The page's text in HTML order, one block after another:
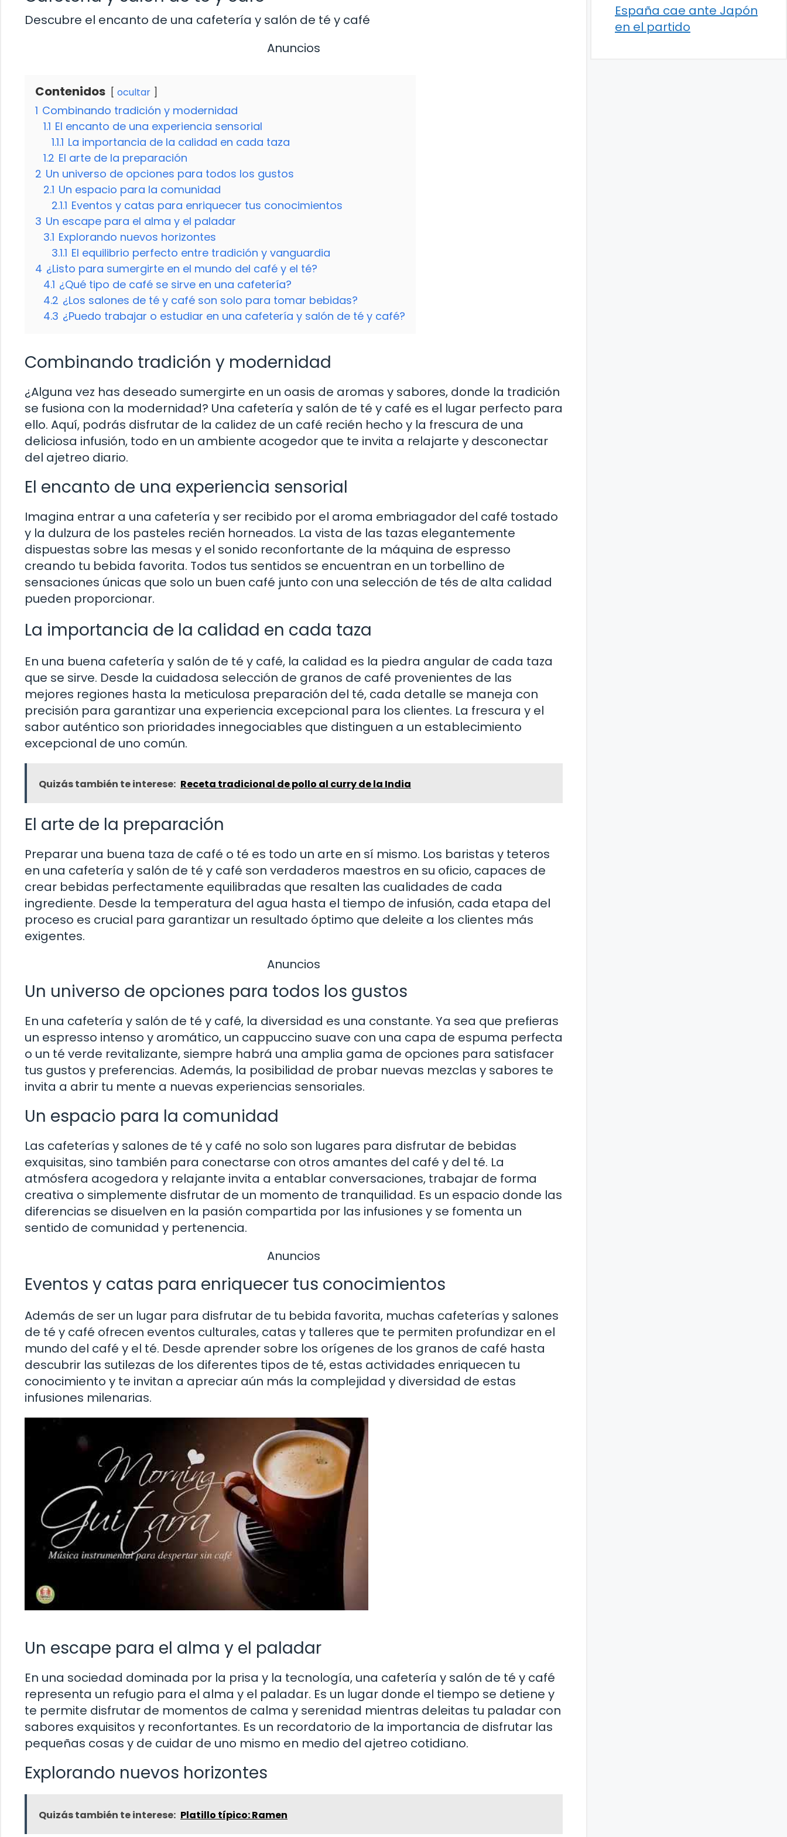
Descubre el encanto de una cafetería y salón de té y café
Anuncios
Contenidos ocultar
1 Combinando tradición y modernidad
1.1 El encanto de una experiencia sensorial
1.1.1 La importancia de la calidad en cada taza
1.2 El arte de la preparación
2 Un universo de opciones para todos los gustos
2.1 Un espacio para la comunidad
2.1.1 Eventos y catas para enriquecer tus conocimientos
3 Un escape para el alma y el paladar
3.1 Explorando nuevos horizontes
3.1.1 El equilibrio perfecto entre tradición y vanguardia
4 ¿Listo para sumergirte en el mundo del café y el té?
4.1 ¿Qué tipo de café se sirve en una cafetería?
4.2 ¿Los salones de té y café son solo para tomar bebidas?
4.3 ¿Puedo trabajar o estudiar en una cafetería y salón de té y café?
Combinando tradición y modernidad
¿Alguna vez has deseado sumergirte en un oasis de aromas y sabores, donde la tradición
se fusiona con la modernidad? Una cafetería y salón de té y café es el lugar perfecto para
ello. Aquí, podrás disfrutar de la calidez de un café recién hecho y la frescura de una
deliciosa infusión, todo en un ambiente acogedor que te invita a relajarte y desconectar
del ajetreo diario.
El encanto de una experiencia sensorial
Imagina entrar a una cafetería y ser recibido por el aroma embriagador del café tostado
y la dulzura de los pasteles recién horneados. La vista de las tazas elegantemente
dispuestas sobre las mesas y el sonido reconfortante de la máquina de espresso
creando tu bebida favorita. Todos tus sentidos se encuentran en un torbellino de
sensaciones únicas que solo un buen café junto con una selección de tés de alta calidad
pueden proporcionar.
La importancia de la calidad en cada taza
En una buena cafetería y salón de té y café, la calidad es la piedra angular de cada taza
que se sirve. Desde la cuidadosa selección de granos de café provenientes de las
mejores regiones hasta la meticulosa preparación del té, cada detalle se maneja con
precisión para garantizar una experiencia excepcional para los clientes. La frescura y el
sabor auténtico son prioridades innegociables que distinguen a un establecimiento
excepcional de uno común.
Quizás también te interese: Receta tradicional de pollo al curry de la India
El arte de la preparación
Preparar una buena taza de café o té es todo un arte en sí mismo. Los baristas y teteros
en una cafetería y salón de té y café son verdaderos maestros en su oficio, capaces de
crear bebidas perfectamente equilibradas que resalten las cualidades de cada
ingrediente. Desde la temperatura del agua hasta el tiempo de infusión, cada etapa del
proceso es crucial para garantizar un resultado óptimo que deleite a los clientes más
exigentes.
Anuncios
Un universo de opciones para todos los gustos
En una cafetería y salón de té y café, la diversidad es una constante. Ya sea que prefieras
un espresso intenso y aromático, un cappuccino suave con una capa de espuma perfecta
o un té verde revitalizante, siempre habrá una amplia gama de opciones para satisfacer
tus gustos y preferencias. Además, la posibilidad de probar nuevas mezclas y sabores te
invita a abrir tu mente a nuevas experiencias sensoriales.
Un espacio para la comunidad
Las cafeterías y salones de té y café no solo son lugares para disfrutar de bebidas
exquisitas, sino también para conectarse con otros amantes del café y del té. La
atmósfera acogedora y relajante invita a entablar conversaciones, trabajar de forma
creativa o simplemente disfrutar de un momento de tranquilidad. Es un espacio donde las
diferencias se disuelven en la pasión compartida por las infusiones y se fomenta un
sentido de comunidad y pertenencia.
Anuncios
Eventos y catas para enriquecer tus conocimientos
Además de ser un lugar para disfrutar de tu bebida favorita, muchas cafeterías y salones
de té y café ofrecen eventos culturales, catas y talleres que te permiten profundizar en el
mundo del café y el té. Desde aprender sobre los orígenes de los granos de café hasta
descubrir las sutilezas de los diferentes tipos de té, estas actividades enriquecen tu
conocimiento y te invitan a apreciar aún más la complejidad y diversidad de estas
infusiones milenarias.
Un escape para el alma y el paladar
En una sociedad dominada por la prisa y la tecnología, una cafetería y salón de té y café
representa un refugio para el alma y el paladar. Es un lugar donde el tiempo se detiene y
te permite disfrutar de momentos de calma y serenidad mientras deleitas tu paladar con
sabores exquisitos y reconfortantes. Es un recordatorio de la importancia de disfrutar las
pequeñas cosas y de cuidar de uno mismo en medio del ajetreo cotidiano.
Explorando nuevos horizontes
Quizás también te interese: Platillo típico: Ramen
España cae ante Japón
en el partido